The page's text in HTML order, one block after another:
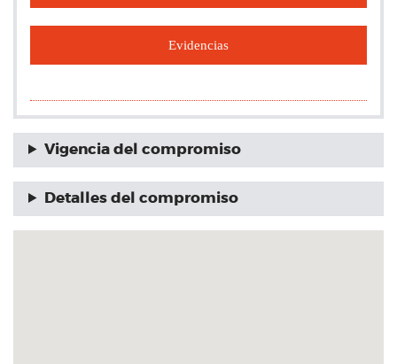
Evidencias
Vigencia del compromiso
Detalles del compromiso